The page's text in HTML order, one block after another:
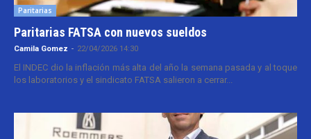
Paritarias
Paritarias FATSA con nuevos sueldos
Camila Gomez - 22/04/2026 14:30
El INDEC dio la inflación más alta del año la semana pasada y al toque
los laboratorios y el sindicato FATSA salieron a cerrar...